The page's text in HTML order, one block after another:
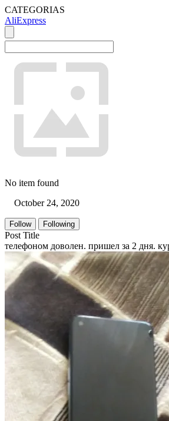
CATEGORIAS
AliExpress
No item found
October 24, 2020
Follow Following
Post Title
телефоном доволен. пришел за 2 дня.